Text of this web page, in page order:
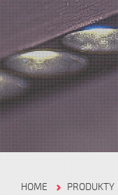
HOME
PRODUKTY